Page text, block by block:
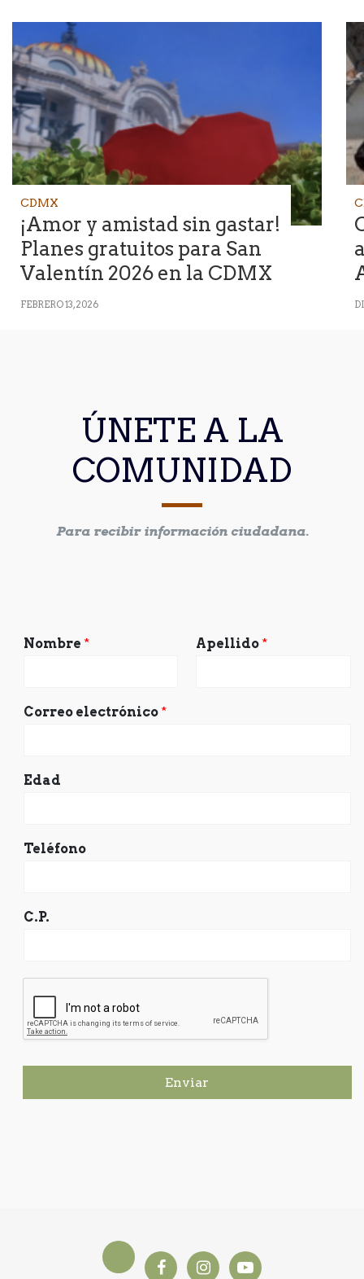
CDMX
¡Amor y amistad sin gastar!
Planes gratuitos para San
Valentín 2026 en la CDMX
FEBRERO 13, 2026
ÚNETE A LA
COMUNIDAD
Para recibir información ciudadana.
Nombre * Apellido *
Correo electrónico *
Edad
Teléfono
C.P.
Enviar